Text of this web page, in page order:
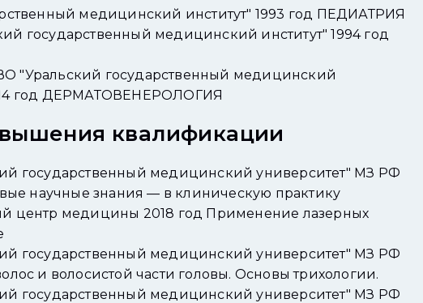
медицинский институт" 1993 год ПЕДИАТРИЯ
государственный медицинский институт" 1994 год
"Уральский государственный медицинский
год ДЕРМАТОВЕНЕРОЛОГИЯ
квалификации
государственный медицинский университет" МЗ РФ
научные знания — в клиническую практику
центр медицины 2018 год Применение лазерных
государственный медицинский университет" МЗ РФ
и волосистой части головы. Основы трихологии.
государственный медицинский университет" МЗ РФ